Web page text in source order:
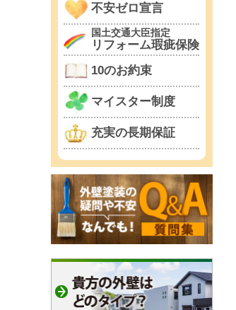
不安ゼロ宣言
国土交通大臣指定
リフォーム瑕疵保険
10のお約束
マイスター制度
充実の長期保証